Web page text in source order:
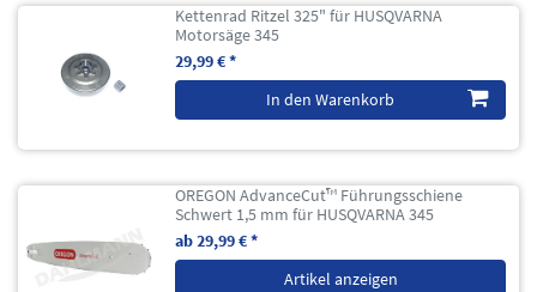
Kettenrad Ritzel 325" für HUSQVARNA
Motorsäge 345
29,99 € *
In den Warenkorb
OREGON AdvanceCut™ Führungsschiene
Schwert 1,5 mm für HUSQVARNA 345
ab 29,99 € *
Artikel anzeigen